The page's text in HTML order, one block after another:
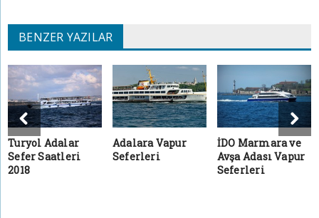
BENZER YAZILAR
Turyol Adalar
Sefer Saatleri
2018
Adalara Vapur
Seferleri
İDO Marmara ve
Avşa Adası Vapur
Seferleri